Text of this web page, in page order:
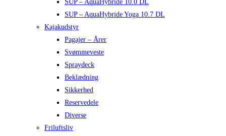
SUP – AquaHybride 10.0 DL
SUP – AquaHybride Yoga 10.7 DL
Kajakudstyr
Pagajer – Årer
Svømmeveste
Spraydeck
Beklædning
Sikkerhed
Reservedele
Diverse
Friluftsliv